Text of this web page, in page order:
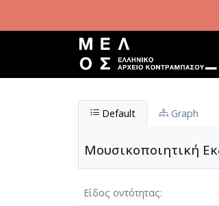
Default Graph
Μουσικοποιητική
Είδος οντότητας